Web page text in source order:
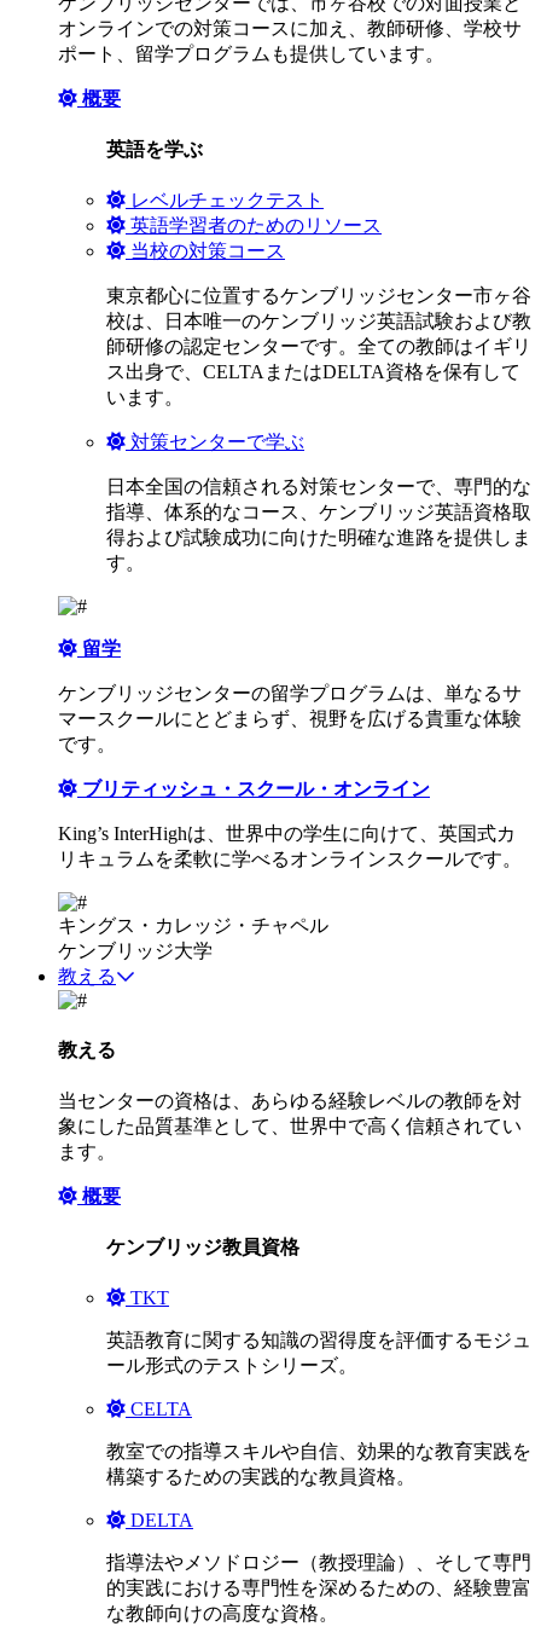
オンラインでの対策コースに加え、教師研修、学校サ
ポート、留学プログラムも提供しています。
概要
英語を学ぶ
レベルチェックテスト
英語学習者のためのリソース
当校の対策コース
東京都心に位置するケンブリッジセンター市ヶ谷
校は、日本唯一のケンブリッジ英語試験および教
師研修の認定センターです。全ての教師はイギリ
ス出身で、CELTAまたはDELTA資格を保有して
います。
対策センターで学ぶ
日本全国の信頼される対策センターで、専門的な
指導、体系的なコース、ケンブリッジ英語資格取
得および試験成功に向けた明確な進路を提供しま
す。
留学
ケンブリッジセンターの留学プログラムは、単なるサ
マースクールにとどまらず、視野を広げる貴重な体験
です。
ブリティッシュ・スクール・オンライン
King’s InterHighは、世界中の学生に向けて、英国式カ
リキュラムを柔軟に学べるオンラインスクールです。
キングス・カレッジ・チャペル
ケンブリッジ大学
教える
教える
当センターの資格は、あらゆる経験レベルの教師を対
象にした品質基準として、世界中で高く信頼されてい
ます。
概要
ケンブリッジ教員資格
TKT
英語教育に関する知識の習得度を評価するモジュ
ール形式のテストシリーズ。
CELTA
教室での指導スキルや自信、効果的な教育実践を
構築するための実践的な教員資格。
DELTA
指導法やメソドロジー（教授理論）、そして専門
的実践における専門性を深めるための、経験豊富
な教師向けの高度な資格。